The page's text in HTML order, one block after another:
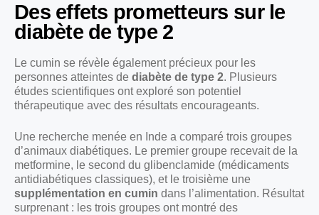
Des effets prometteurs sur le
diabète de type 2
Le cumin se révèle également précieux pour les
personnes atteintes de diabète de type 2. Plusieurs
études scientifiques ont exploré son potentiel
thérapeutique avec des résultats encourageants.
Une recherche menée en Inde a comparé trois groupes
d’animaux diabétiques. Le premier groupe recevait de la
metformine, le second du glibenclamide (médicaments
antidiabétiques classiques), et le troisième une
supplémentation en cumin dans l’alimentation. Résultat
surprenant : les trois groupes ont montré des